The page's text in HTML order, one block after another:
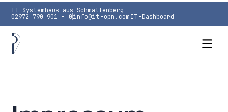
IT Systemhaus aus Schmallenberg
02972 790 901 - 0info@it-opn.comIT-Dashboard